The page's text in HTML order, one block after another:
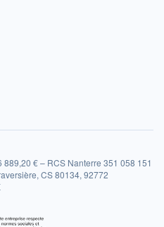
€ – RCS Nanterre 351 058 151
CS 80134, 92772